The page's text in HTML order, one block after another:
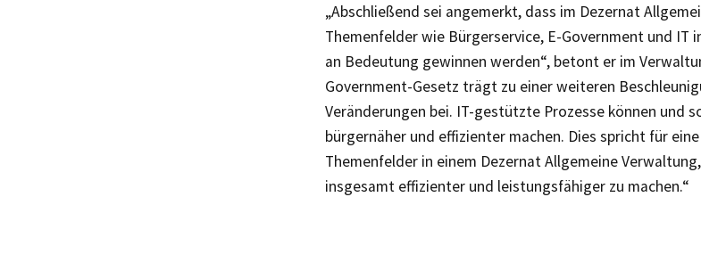
„Abschließend sei angemerkt, dass im Dezernat
Themenfelder wie Bürgerservice, E-Government und IT
an Bedeutung gewinnen werden“, betont er im
Government-Gesetz trägt zu einer weiteren
Veränderungen bei. IT-gestützte Prozesse können und
bürgernäher und effizienter machen. Dies spricht für
Themenfelder in einem Dezernat Allgemeine
insgesamt effizienter und leistungsfähiger zu machen.“